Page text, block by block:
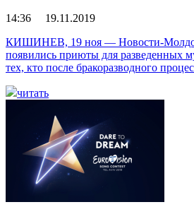
14:36 19.11.2019
КИШИНЕВ, 19 ноя — Новости-
появились приюты для разведенных
тех, кто после бракоразводного
читать